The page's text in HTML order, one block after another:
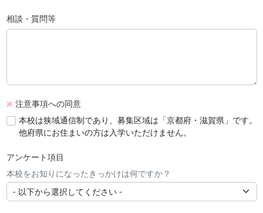
相談・質問等
※ 注意事項への同意
本校は狭域通信制であり、募集区域は「京都府・滋賀県」です。
他府県にお住まいの方は入学いただけません。
アンケート項目
本校をお知りになったきっかけは何ですか？